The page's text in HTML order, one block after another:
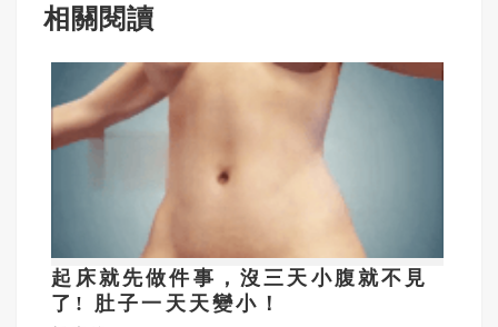
相關閱讀
起床就先做件事，沒三天小腹就不見
了! 肚子一天天變小！